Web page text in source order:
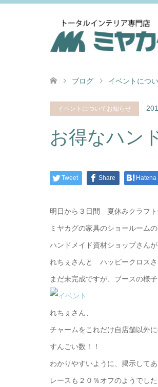
ブログ イベントにつ
イベントについてお知らせ
お得なハン
Tweet Share Hatena
明日から３日間 夏休みクラフト
ミヤカグの家具のショールーム
ハンドメイド資材ショップさん
れちぇさんと ハッピークロスさ
まだ未完成ですが、ブースの様
れちぇさん、
チャームをこれだけ自店舗以外
すんごい数！！
わかりやすいように、掲示してあ
レースも２０％オフのようでした